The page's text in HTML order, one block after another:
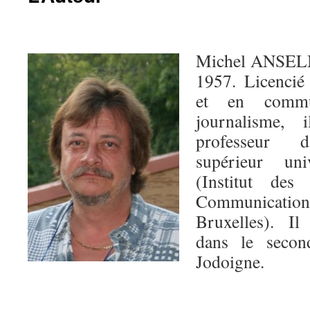
Michel
1957.
et en
professeur
supérieur
(Institut des
Bruxelles). Il
dans le
Jodoigne.